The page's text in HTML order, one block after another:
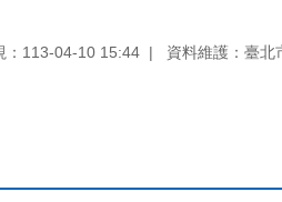
：113-04-10 15:44 資料維護：臺北